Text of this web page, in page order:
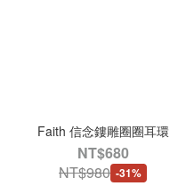
Faith 信念鏤雕圈圈耳環
NT$680
NT$980 -31%